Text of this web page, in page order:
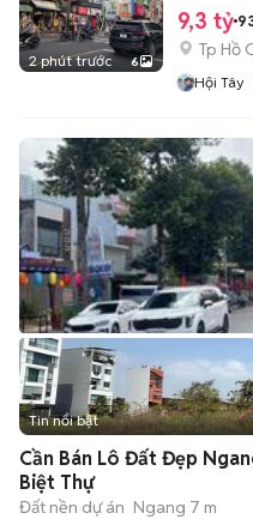
2 phút trước 6
9,3 tỷ
Tp Hồ
Hội Tây
Tin nổi bật
Cần Bán Lô Đất Đẹp
Biệt Thự
Đất nền dự án Ngang 7 m